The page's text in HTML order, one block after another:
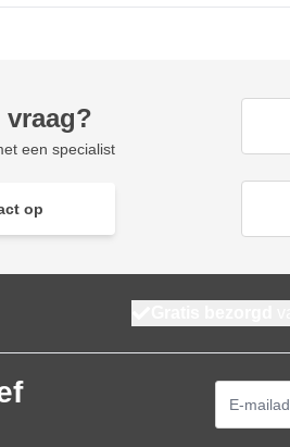
vraag?
een specialist
op